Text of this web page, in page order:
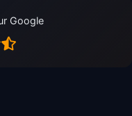
Google